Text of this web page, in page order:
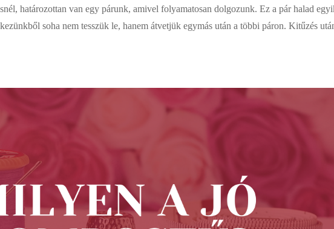
határozottan van egy párunk, amivel folyamatosan dolgozunk. Ez a pár halad
soha nem tesszük le, hanem átvetjük egymás után a többi páron. Kitűzés